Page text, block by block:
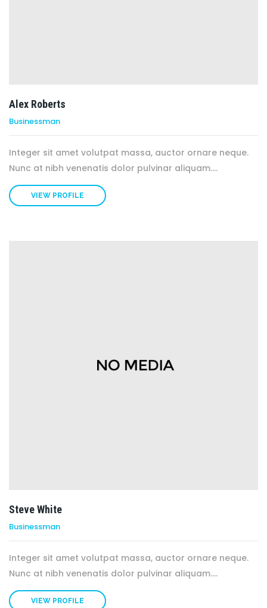
Alex Roberts
Businessman
Integer sit amet volutpat massa, auctor ornare neque.
Nunc at nibh venenatis dolor pulvinar aliquam....
VIEW PROFILE
Steve White
Businessman
Integer sit amet volutpat massa, auctor ornare neque.
Nunc at nibh venenatis dolor pulvinar aliquam....
VIEW PROFILE